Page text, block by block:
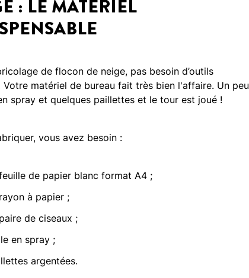
: LE MATÉRIEL
de flocon de neige, pas besoin d’outils
Votre matériel de bureau fait très bien l'affaire. Un peu
spray et quelques paillettes et le tour est joué !
vous avez besoin :
feuille de papier blanc format A4 ;
à papier ;
de ciseaux ;
en spray ;
argentées.